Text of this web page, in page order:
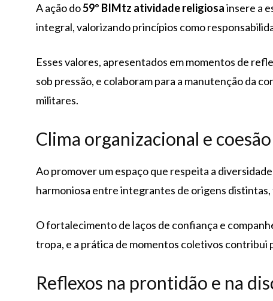
A ação do59º BIMtz atividade religiosainsere a
integral, valorizando princípios como
Esses valores, apresentados em momentos de
sob pressão, e colaboram para a manutenção da
militares.
Clima organizacional e
Ao promover um espaço que respeita a
harmoniosa entre integrantes de origens
O fortalecimento de laços de confiança e
tropa, e a prática de momentos coletivos contribui
Reflexos na prontidão e na